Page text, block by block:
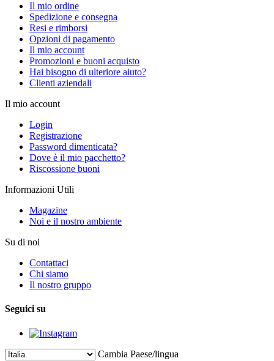
Il mio ordine
Spedizione e consegna
Resi e rimborsi
Opzioni di pagamento
Il mio account
Promozioni e buoni acquisto
Hai bisogno di ulteriore aiuto?
Clienti aziendali
Il mio account
Login
Registrazione
Password dimenticata?
Dove è il mio pacchetto?
Riscossione buoni
Informazioni Utili
Magazine
Noi e il nostro ambiente
Su di noi
Contattaci
Chi siamo
Il nostro gruppo
Seguici su
Cambia Paese/lingua